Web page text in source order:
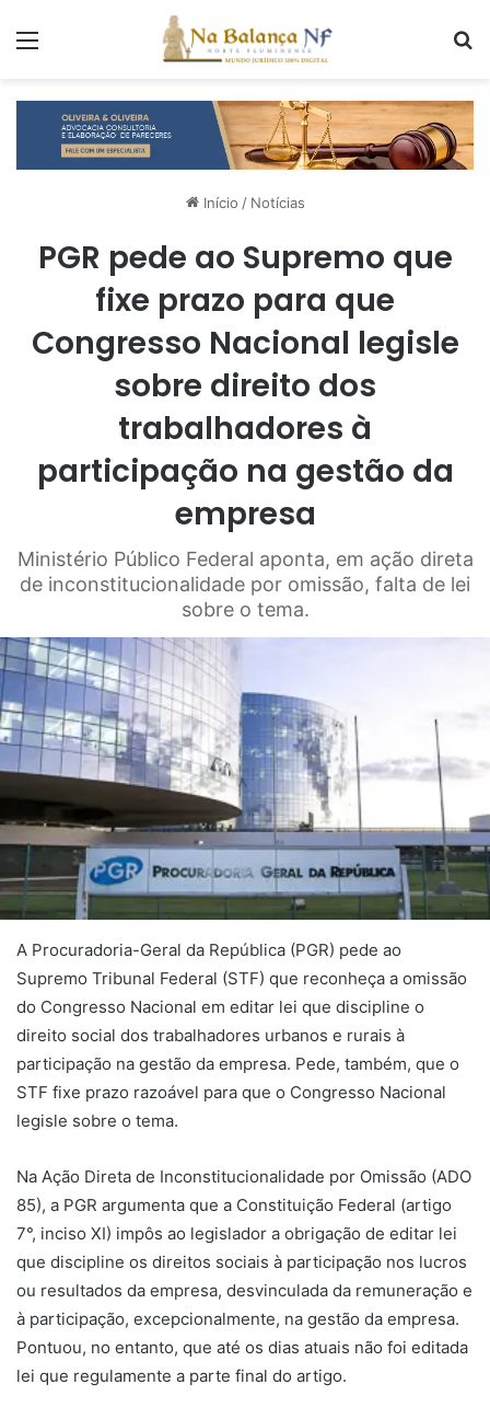
Início / Notícias
PGR pede ao Supremo que
fixe prazo para que
Congresso Nacional legisle
sobre direito dos
trabalhadores à
participação na gestão da
empresa
Ministério Público Federal aponta, em ação direta
de inconstitucionalidade por omissão, falta de lei
sobre o tema.
A Procuradoria-Geral da República (PGR) pede ao
Supremo Tribunal Federal (STF) que reconheça a omissão
do Congresso Nacional em editar lei que discipline o
direito social dos trabalhadores urbanos e rurais à
participação na gestão da empresa. Pede, também, que o
STF fixe prazo razoável para que o Congresso Nacional
legisle sobre o tema.
Na Ação Direta de Inconstitucionalidade por Omissão (ADO
85), a PGR argumenta que a Constituição Federal (artigo
7°, inciso XI) impôs ao legislador a obrigação de editar lei
que discipline os direitos sociais à participação nos lucros
ou resultados da empresa, desvinculada da remuneração e
à participação, excepcionalmente, na gestão da empresa.
Pontuou, no entanto, que até os dias atuais não foi editada
lei que regulamente a parte final do artigo.